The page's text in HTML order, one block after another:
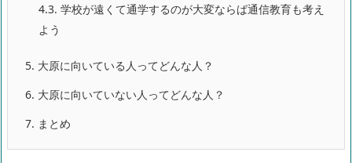
4.3. 学校が遠くて通学するのが大変ならば通信教育も考え
よう
5. 大原に向いている人ってどんな人？
6. 大原に向いていない人ってどんな人？
7. まとめ